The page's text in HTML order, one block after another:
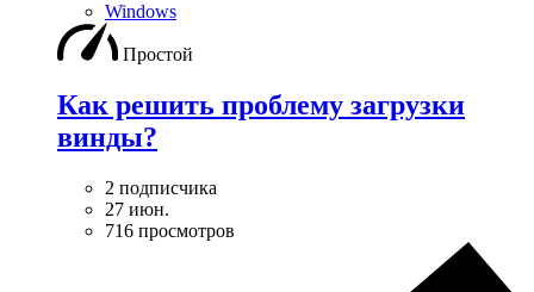
Windows
Простой
Как решить проблему загрузки
винды?
2 подписчика
27 июн.
716 просмотров